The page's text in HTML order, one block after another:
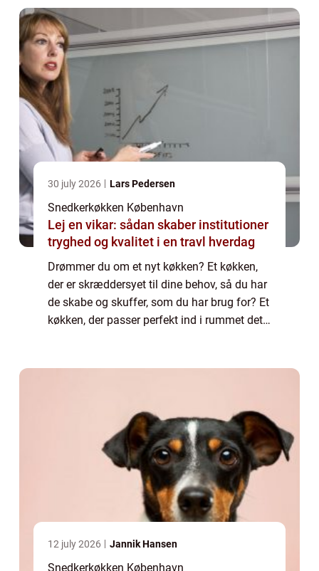
30 july 2026 Lars Pedersen
Snedkerkøkken København
Lej en vikar: sådan skaber institutioner
tryghed og kvalitet i en travl hverdag
Drømmer du om et nyt køkken? Et køkken,
der er skræddersyet til dine behov, så du har
de skabe og skuffer, som du har brug for? Et
køkken, der passer perfekt ind i rummet det
12 july 2026 Jannik Hansen
Snedkerkøkken København